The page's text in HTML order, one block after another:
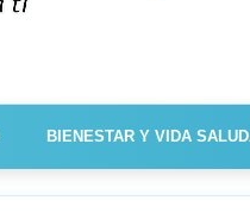
BIENESTAR Y VIDA